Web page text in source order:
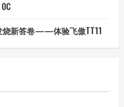
烧新答卷——体验飞傲TT11